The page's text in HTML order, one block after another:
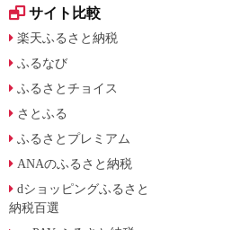
サイト比較
楽天ふるさと納税
ふるなび
ふるさとチョイス
さとふる
ふるさとプレミアム
ANAのふるさと納税
dショッピングふるさと
納税百選